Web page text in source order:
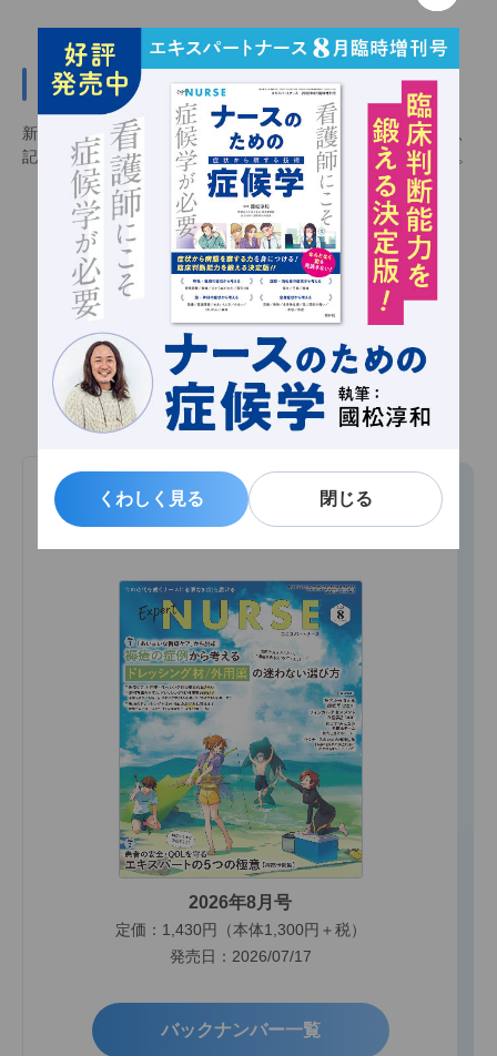
くわしく見る 閉じる
くわしく見る 閉じる
新規会員登録（無料）
新規会員登録（無料）をすると会員限定記事を閲覧できるほか、
記事をお気に入りに追加し、いつでも見返せるようになります。
会員限定記事 お気に入り機能 メルマガ配信
新規会員登録（無料）
エキスパートナース最新号
2026年8月号
定価：1,430円（本体1,300円＋税）
発売日：2026/07/17
バックナンバー一覧